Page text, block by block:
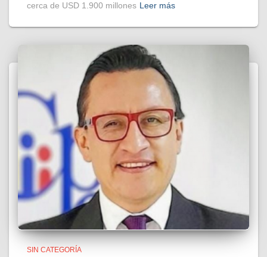
cerca de USD 1.900 millones Leer más
SIN CATEGORÍA